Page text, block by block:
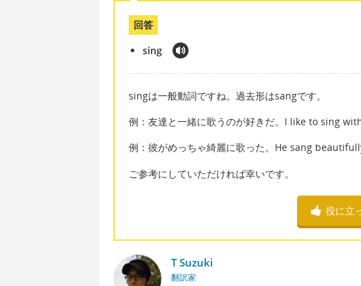
回答
sing
singは一般動詞ですね。過去形はsangです。
例：友達と一緒に歌うのが好きだ。I like to sing
例：彼がめっちゃ綺麗に歌った。He sang
ご参考にしていただければ幸いです。
役に立
T Suzuki
翻訳家